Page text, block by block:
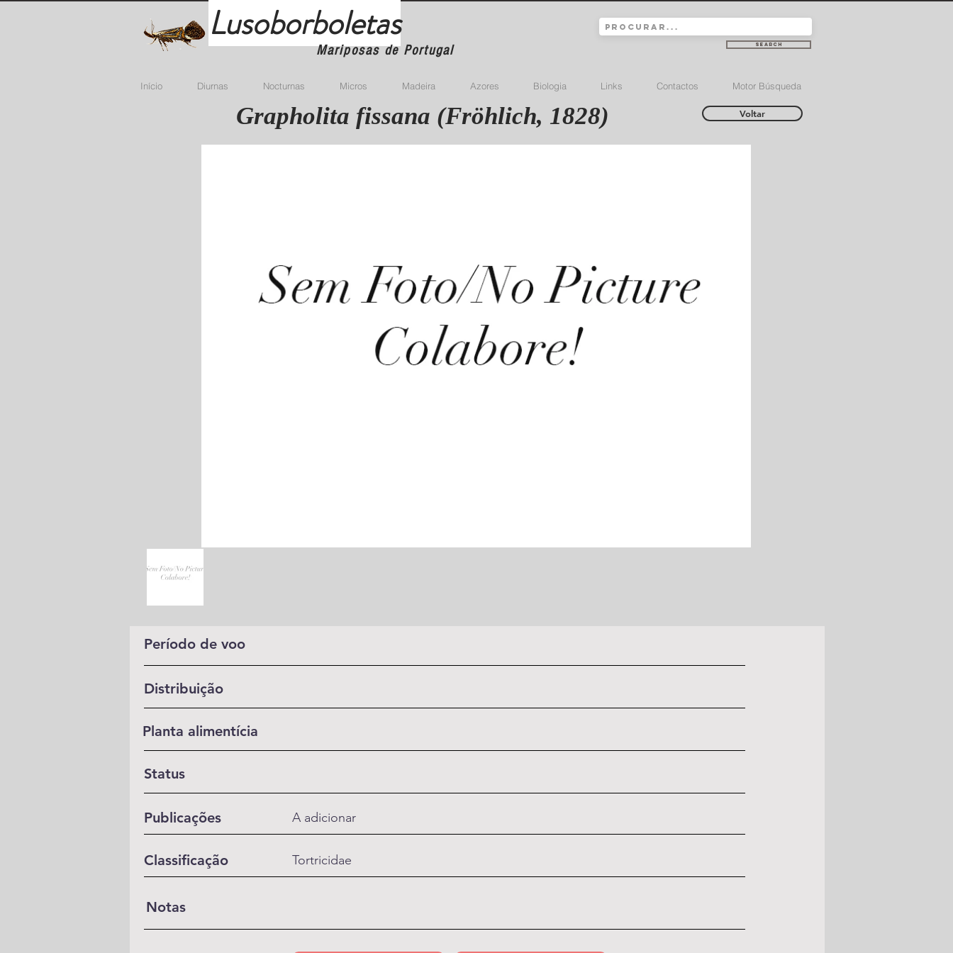
Lusoborboletas
Mariposas de Portugal Search
Início Diurnas Nocturnas Micros Madeira Azores Biologia Links Contactos Motor Búsqueda
Grapholita fissana (Fröhlich, 1828) Voltar
Período de voo
Distribuição
Planta alimentícia
Status
Publicações A adicionar
Classificação Tortricidae
Notas